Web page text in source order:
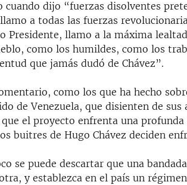
dijo “fuerzas disolventes
a todas las fuerzas
Presidente, llamo a la máxima
como los humildes, como los
que jamás dudó de Chávez”.
como los que ha hecho
de Venezuela, que disienten de sus
el proyecto enfrenta una profunda
buitres de Hugo Chávez deciden
se puede descartar que una
y establezca en el país un